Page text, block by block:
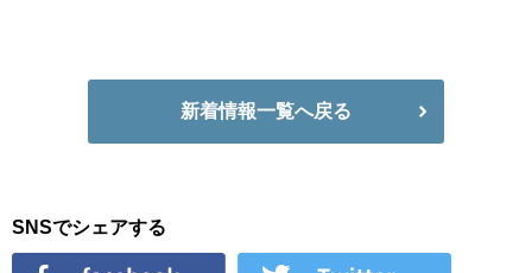
新着情報一覧へ戻る
SNSでシェアする